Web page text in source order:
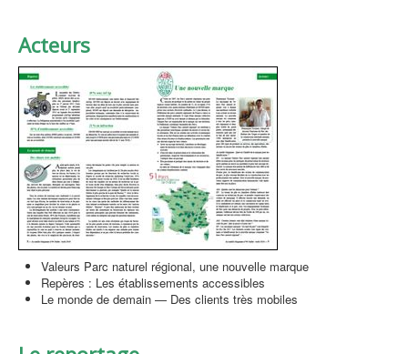
Acteurs
Valeurs Parc naturel régional, une nouvelle marque
Repères : Les établissements accessibles
Le monde de demain — Des clients très mobiles